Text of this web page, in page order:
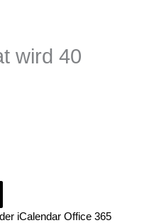
wird 40
iCalendar Office 365